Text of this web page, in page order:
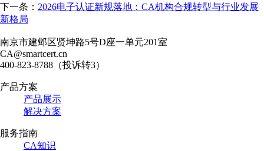
下一条： 2026电子认证新规落地：CA机构合规转型与行业发展
新格局
南京市建邺区贤坤路5号D座一单元201室
CA@smartcert.cn
400-823-8788（投诉转3）
产品方案
产品展示
解决方案
服务指南
CA知识